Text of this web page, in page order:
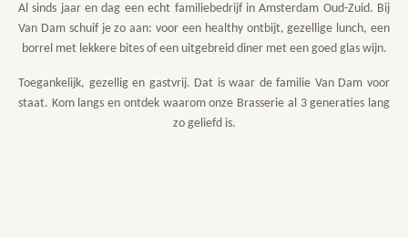
Al sinds jaar en dag een echt familiebedrijf in Amsterdam Oud-Zuid. Bij
Van Dam schuif je zo aan: voor een healthy ontbijt, gezellige lunch, een
borrel met lekkere bites of een uitgebreid diner met een goed glas wijn.
Toegankelijk, gezellig en gastvrij. Dat is waar de familie Van Dam voor
staat. Kom langs en ontdek waarom onze Brasserie al 3 generaties lang
zo geliefd is.